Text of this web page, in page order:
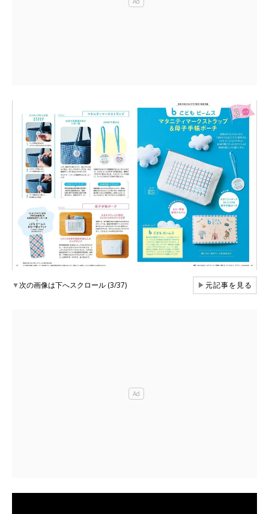
▼次の画像は下へスクロール (3/37) ▶元記事を見る